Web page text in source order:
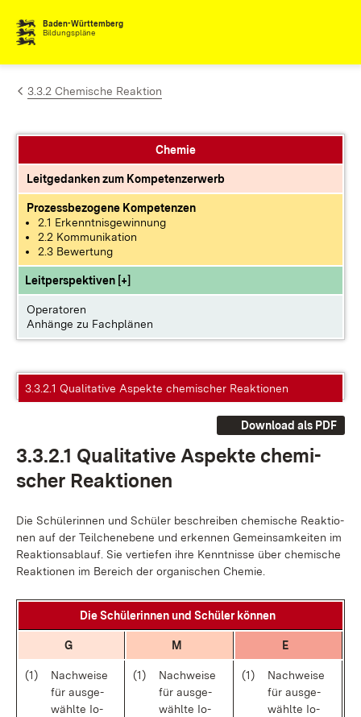
Zum Inhalt springen
Baden-Württemberg
Bildungspläne
3.3.2 Chemische Reaktion
Chemie
Leitgedanken zum Kompetenzerwerb
Prozessbezogene Kompetenzen
2.1 Erkenntnisgewinnung
2.2 Kommunikation
2.3 Bewertung
Leitperspektiven [+]
Operatoren
Anhänge zu Fachplänen
3.3.2.1 Qualitative Aspekte chemischer Reaktionen
Download als PDF
3.3.2.1 Qua­li­ta­ti­ve As­pek­te che­mi­
scher Re­ak­tio­nen
Die Schü­le­rin­nen und Schü­ler be­schrei­ben che­mi­sche Re­ak­tio­
nen auf der Teil­chen­ebe­ne und er­ken­nen Ge­mein­sam­kei­ten im
Re­ak­ti­ons­ab­lauf. Sie ver­tie­fen ih­re Kennt­nis­se über che­mi­sche
Re­ak­tio­nen im Be­reich der or­ga­ni­schen Che­mie.
Die Schü­le­rin­nen und Schü­ler kön­nen
G M E
(1)
Nach­wei­se
für aus­ge­
wähl­te Io­
(1)
Nach­wei­se
für aus­ge­
wähl­te Io­
(1)
Nach­wei­se
für aus­ge­
wähl­te Io­